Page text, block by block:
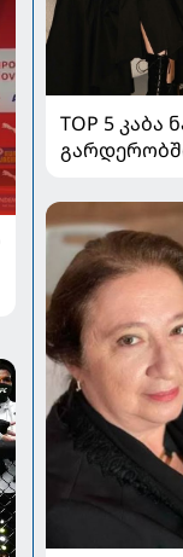
TOP 5 კაბა